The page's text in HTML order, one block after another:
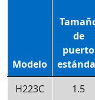
Modelo
de
puerto
H223C
1.5